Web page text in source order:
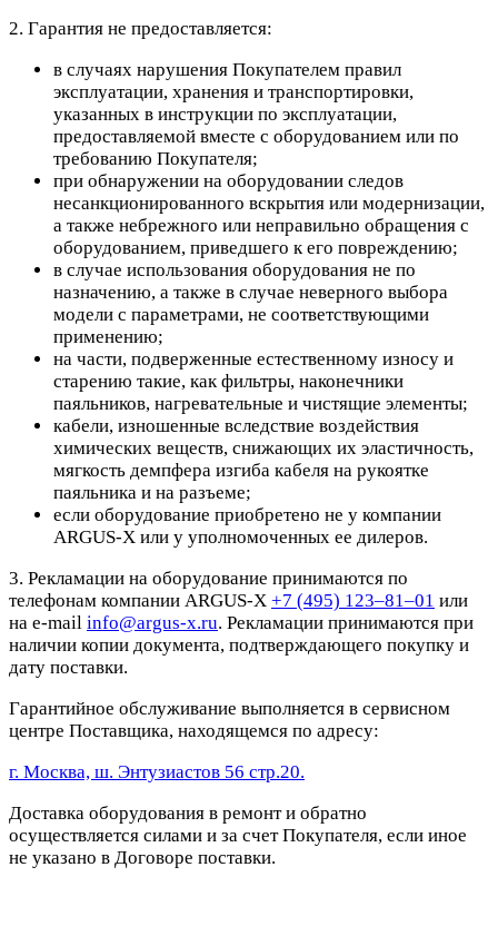
2. Гарантия не предоставляется:
в случаях нарушения Покупателем правил
эксплуатации, хранения и транспортировки,
указанных в инструкции по эксплуатации,
предоставляемой вместе с оборудованием или по
требованию Покупателя;
при обнаружении на оборудовании следов
несанкционированного вскрытия или модернизации,
а также небрежного или неправильно обращения с
оборудованием, приведшего к его повреждению;
в случае использования оборудования не по
назначению, а также в случае неверного выбора
модели с параметрами, не соответствующими
применению;
на части, подверженные естественному износу и
старению такие, как фильтры, наконечники
паяльников, нагревательные и чистящие элементы;
кабели, изношенные вследствие воздействия
химических веществ, снижающих их эластичность,
мягкость демпфера изгиба кабеля на рукоятке
паяльника и на разъеме;
если оборудование приобретено не у компании
ARGUS-X или у уполномоченных ее дилеров.
3. Рекламации на оборудование принимаются по
телефонам компании ARGUS-X +7 (495) 123–81–01 или
на e-mail info@argus-x.ru. Рекламации принимаются при
наличии копии документа, подтверждающего покупку и
дату поставки.
Гарантийное обслуживание выполняется в сервисном
центре Поставщика, находящемся по адресу:
г. Москва, ш. Энтузиастов 56 стр.20.
Доставка оборудования в ремонт и обратно
осуществляется силами и за счет Покупателя, если иное
не указано в Договоре поставки.